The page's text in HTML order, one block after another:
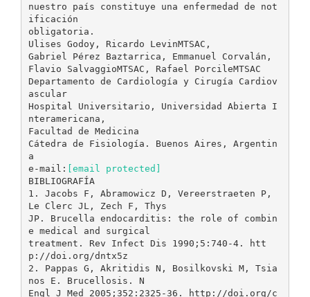
nuestro país constituye una enfermedad de not
ificación
obligatoria.
Ulises Godoy, Ricardo LevinMTSAC,
Gabriel Pérez Baztarrica, Emmanuel Corvalán,
Flavio SalvaggioMTSAC, Rafael PorcileMTSAC
Departamento de Cardiología y Cirugía Cardiov
ascular
Hospital Universitario, Universidad Abierta I
nteramericana,
Facultad de Medicina
Cátedra de Fisiología. Buenos Aires, Argentin
a
e-mail: [email protected]